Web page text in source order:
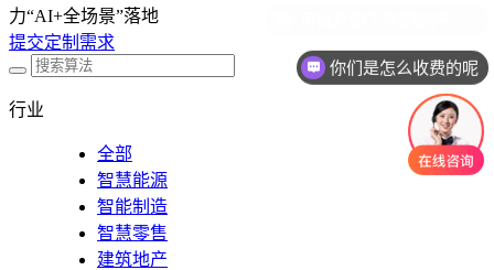
力“AI+全场景”落地
提交定制需求
行业
全部
智慧能源
智能制造
智慧零售
建筑地产
你们是怎么收费的呢